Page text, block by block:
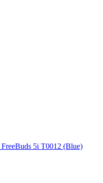
5i T0012 (Blue)